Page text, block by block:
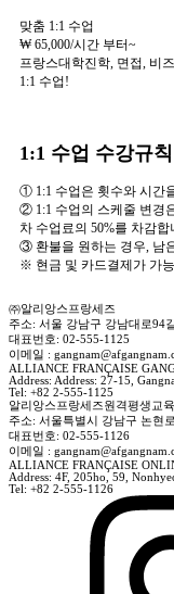
맞춤 1:1 수업
₩ 65,000/시간 부터~
프랑스대학진학, 면접, 비
1:1 수업!
1:1 수업 수강규
① 1:1 수업은 횟수와 시간
② 1:1 수업의 스케줄 변경
차 수업료의 50%를 차감합
③ 환불을 원하는 경우, 남
※ 현금 및 카드결제가 가
㈜알리앙스프랑세즈
주소: 서울 강남구 강남대로94
대표번호: 02-555-1125
이메일 :
ALLIANCE FRANÇAISE
Address: Address: 27-15,
Tel: +82 2-555-1125
알리앙스프랑세즈원격평생교
주소: 서울특별시 강남구 논현
대표번호: 02-555-1126
이메일 :
ALLIANCE FRANÇAISE
Address: 4F, 205ho, 59,
Tel: +82 2-555-1126